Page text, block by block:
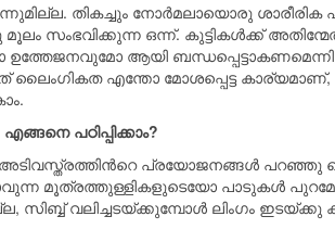
തികച്ചും നോര്‍മലായൊരു ശാരീരിക
സംഭവിക്കുന്ന ഒന്ന്‍. കുട്ടികള്‍ക്ക്
ആയി
ലൈംഗികത എന്തോ മോശപ്പെട്ട കാര്യമാണ്,
പഠിപ്പിക്കാം?
പ്രയോജനങ്ങള്‍ പറഞ്ഞു
മൂത്രത്തുള്ളികളുടെയോ പാടുകള്‍
സിബ്ബ് വലിച്ചടയ്ക്കുമ്പോള്‍ ലിംഗം ഇടയ്ക്കു